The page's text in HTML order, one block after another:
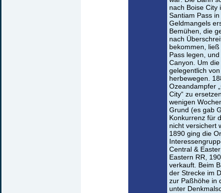
nach Boise City
Santiam Pass
Geldmangels
Bemühen, die
nach
bekommen,
Pass legen,
Canyon. Um
gelegentlich
herbewegen.
Ozeandampfer
City“ zu
wenigen
Grund (es gab
Konkurrenz für
nicht versichert
1890 ging die
Central &
Eastern RR,
verkauft. Beim
der Strecke im
zur Paßhöhe in
unter